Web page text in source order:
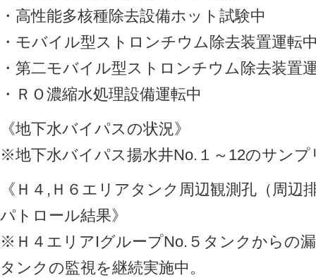
・高性能多核種除去設備ホット試験中
・モバイル型ストロンチウム除去装置運転
・第二モバイル型ストロンチウム除去装置
・ＲＯ濃縮水処理設備運転中
《地下水バイパスの状況》
※地下水バイパス揚水井No.１～12のサンプ
《Ｈ４,Ｈ６エリアタンク周辺観測孔（周辺
パトロール結果》
※Ｈ４エリアIグループNo.５タンクからの
タンクの監視を継続実施中。